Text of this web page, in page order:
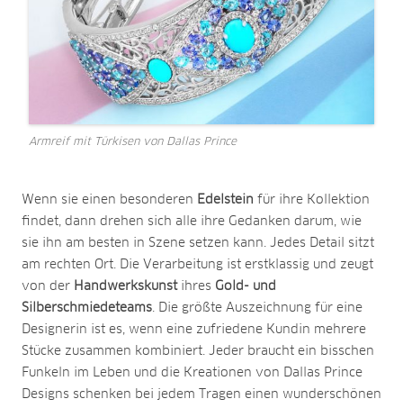
Armreif mit Türkisen von Dallas Prince
Wenn sie einen besonderen Edelstein für ihre Kollektion
findet, dann drehen sich alle ihre Gedanken darum, wie
sie ihn am besten in Szene setzen kann. Jedes Detail sitzt
am rechten Ort. Die Verarbeitung ist erstklassig und zeugt
von der Handwerkskunstihres Gold- und
Silberschmiedeteams. Die größte Auszeichnung für eine
Designerin ist es, wenn eine zufriedene Kundin mehrere
Stücke zusammen kombiniert. Jeder braucht ein bisschen
Funkeln im Leben und die Kreationen von Dallas Prince
Designs schenken bei jedem Tragen einen wunderschönen